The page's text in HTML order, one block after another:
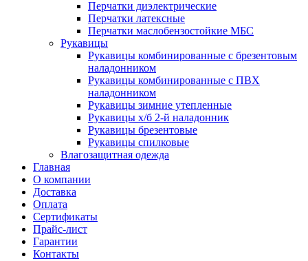
Перчатки диэлектрические
Перчатки латексные
Перчатки маслобензостойкие МБС
Рукавицы
Рукавицы комбинированные с брезентовым
наладонником
Рукавицы комбинированные с ПВХ
наладонником
Рукавицы зимние утепленные
Рукавицы х/б 2-й наладонник
Рукавицы брезентовые
Рукавицы спилковые
Влагозащитная одежда
Главная
О компании
Доставка
Оплата
Сертификаты
Прайс-лист
Гарантии
Контакты